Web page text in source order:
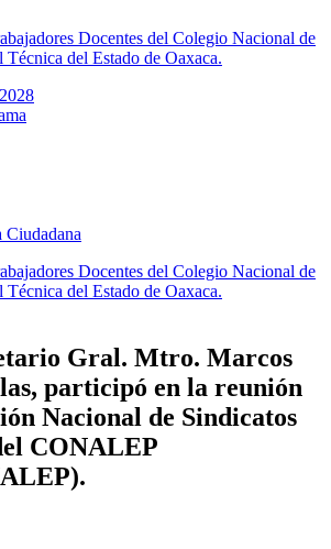
Docentes del Colegio Nacional de
del Estado de Oaxaca.
Ciudadana
Docentes del Colegio Nacional de
del Estado de Oaxaca.
Gral. Mtro. Marcos
participó en la reunión
Nacional de Sindicatos
CONALEP